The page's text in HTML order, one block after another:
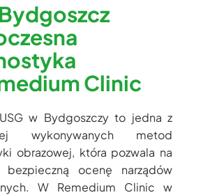
Clinic
w Bydgoszczy to jedna z
wykonywanych metod
obrazowej, która pozwala na
ocenę narządów
W Remedium Clinic w